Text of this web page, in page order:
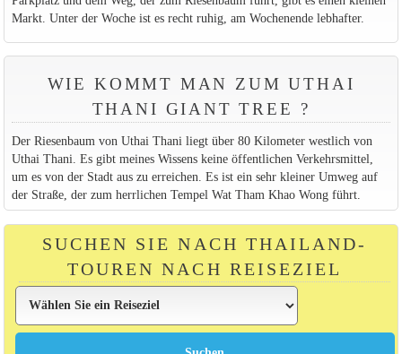
Markt. Unter der Woche ist es recht ruhig, am Wochenende lebhafter.
WIE KOMMT MAN ZUM UTHAI
THANI GIANT TREE ?
Der Riesenbaum von Uthai Thani liegt über 80 Kilometer westlich von
Uthai Thani. Es gibt meines Wissens keine öffentlichen Verkehrsmittel,
um es von der Stadt aus zu erreichen. Es ist ein sehr kleiner Umweg auf
der Straße, der zum herrlichen Tempel Wat Tham Khao Wong führt.
SUCHEN SIE NACH THAILAND-
TOUREN NACH REISEZIEL